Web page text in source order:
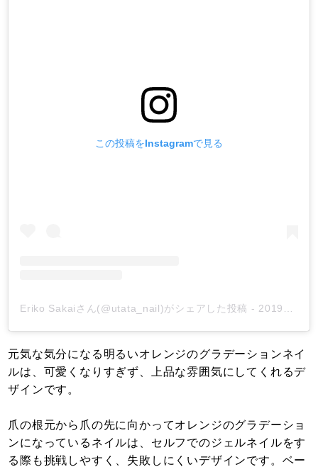
この投稿をInstagramで見る
Eriko Sakaiさん(@utata_nail)がシェアした投稿 - 2019年 4月月30日午後11時17分PDT
元気な気分になる明るいオレンジのグラデーションネイ
ルは、可愛くなりすぎず、上品な雰囲気にしてくれるデ
ザインです。
爪の根元から爪の先に向かってオレンジのグラデーショ
ンになっているネイルは、セルフでのジェルネイルをす
る際も挑戦しやすく、失敗しにくいデザインです。ベー